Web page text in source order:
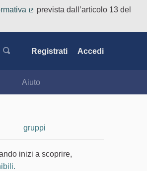
prevista dall’articolo 13 del
Registrati Accedi
Aiuto
gruppi
inizi a scoprire,